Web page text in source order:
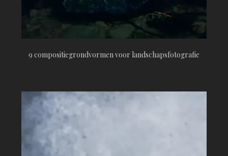
9 compositiegrondvormen voor landschapsfotografie